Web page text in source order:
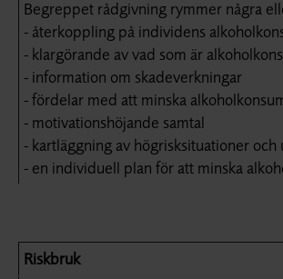
Begreppet rådgivning rymmer några
- återkoppling på individens
- klargörande av vad som är
- information om skadeverkningar
- fördelar med att minska
- motivationshöjande samtal
- kartläggning av högrisksituationer
- en individuell plan för att minska
Riskbruk